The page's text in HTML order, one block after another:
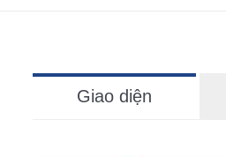
Giao diện